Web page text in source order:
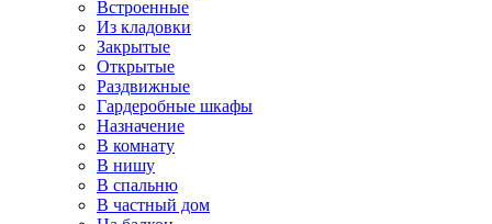
Встроенные
Из кладовки
Закрытые
Открытые
Раздвижные
Гардеробные шкафы
Назначение
В комнату
В нишу
В спальню
В частный дом